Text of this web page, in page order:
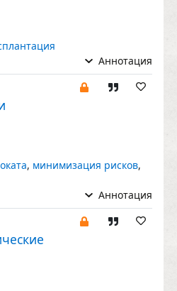
Аннотация
, минимизация рисков,
Аннотация